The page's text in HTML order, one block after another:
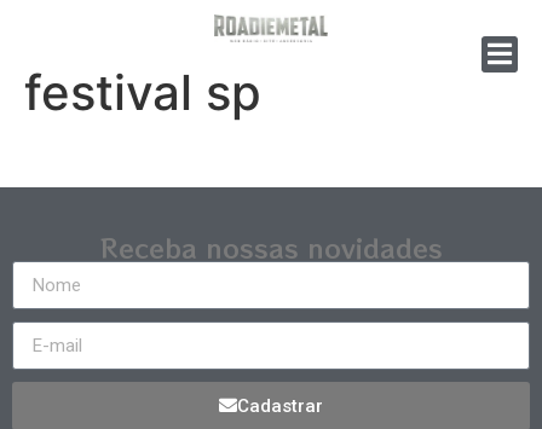
festival sp
Receba nossas novidades
Cadastrar